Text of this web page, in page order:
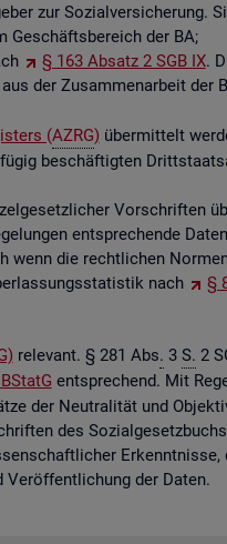
zur So­zi­al­ver­si­che­rung.
Ge­schäfts­be­reich der BA;
§ 163 Ab­satz 2 SGB IX.
der Zu­sam­men­ar­beit
(AZRG) über­mit­telt
be­schäf­tig­ten
Vor­schrif­ten
ent­spre­chen­de
wenn die recht­li­chen
nach
§
re­le­vant. § 281 Abs. 3 S. 2
ent­spre­chend. Mit
der Neu­tra­li­tät und
des
der Daten.